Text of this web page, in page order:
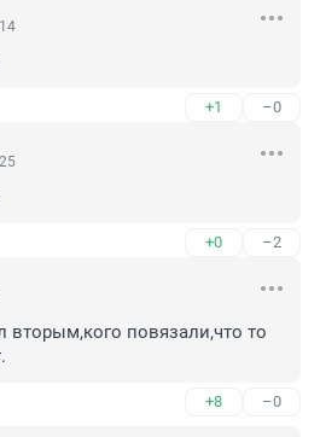
+1 –0
+0 –2
вторым,кого повязали,что то
+8 –0